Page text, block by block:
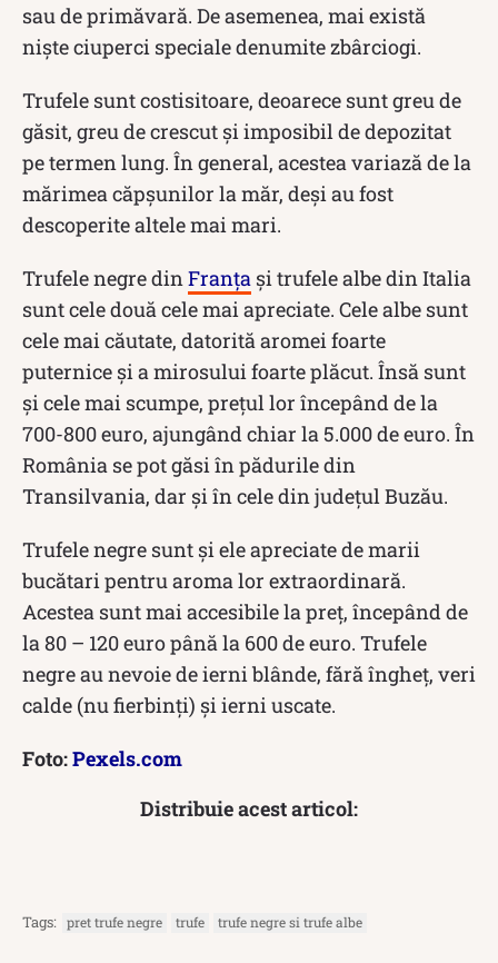
sau de primăvară. De asemenea, mai există
niște ciuperci speciale denumite zbârciogi.
Trufele sunt costisitoare, deoarece sunt greu de
găsit, greu de crescut și imposibil de depozitat
pe termen lung. În general, acestea variază de la
mărimea căpșunilor la măr, deși au fost
descoperite altele mai mari.
Trufele negre din Franța și trufele albe din Italia
sunt cele două cele mai apreciate. Cele albe sunt
cele mai căutate, datorită aromei foarte
puternice și a mirosului foarte plăcut. Însă sunt
și cele mai scumpe, prețul lor începând de la
700-800 euro, ajungând chiar la 5.000 de euro. În
România se pot găsi în pădurile din
Transilvania, dar și în cele din județul Buzău.
Trufele negre sunt și ele apreciate de marii
bucătari pentru aroma lor extraordinară.
Acestea sunt mai accesibile la preț, începând de
la 80 – 120 euro până la 600 de euro. Trufele
negre au nevoie de ierni blânde, fără îngheț, veri
calde (nu fierbinți) și ierni uscate.
Foto:Pexels.com
Distribuie acest articol:
Tags: pret trufe negre trufe trufe negre si trufe albe